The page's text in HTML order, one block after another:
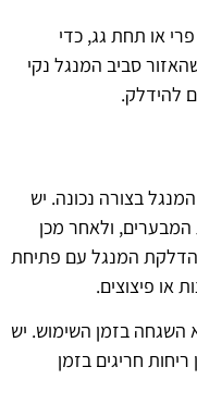
או תחת גג, כדי
סביב המנגל נקי
להידלק.
בצורה נכונה. יש
ולאחר מכן
המנגל עם פתיחת
או פיצוצים.
השגחה בזמן השימוש. יש
חריגים בזמן